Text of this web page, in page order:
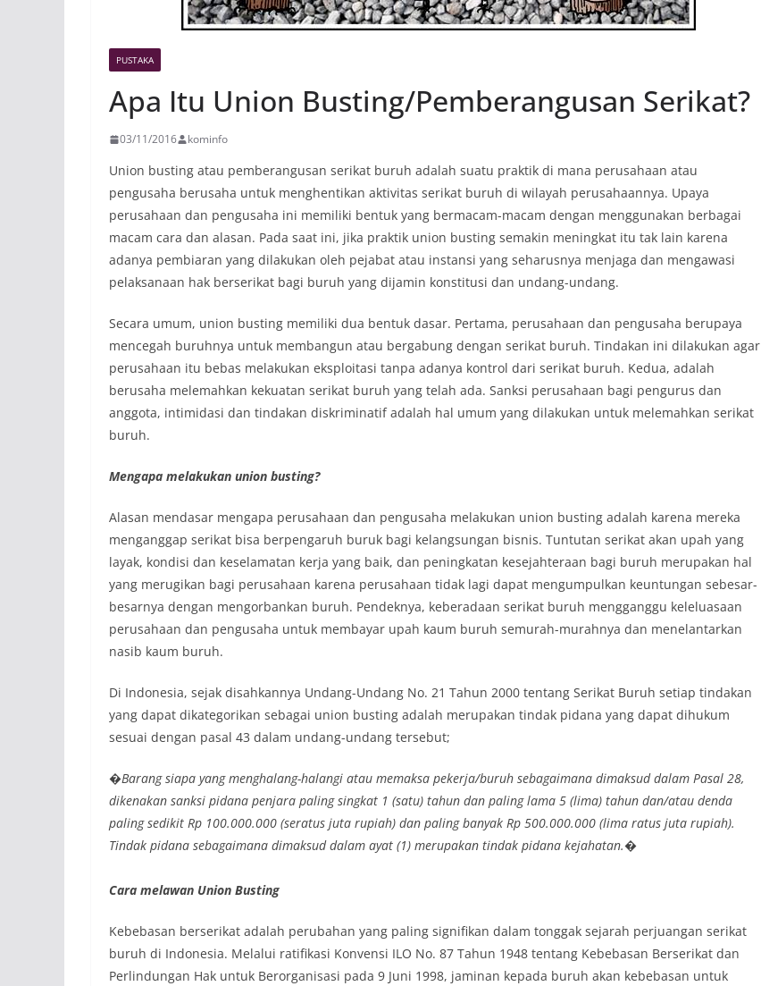
PUSTAKA
Apa Itu Union Busting/Pemberangusan Serikat?
03/11/2016 kominfo
Union busting atau pemberangusan serikat buruh adalah suatu praktik di mana perusahaan atau
pengusaha berusaha untuk menghentikan aktivitas serikat buruh di wilayah perusahaannya. Upaya
perusahaan dan pengusaha ini memiliki bentuk yang bermacam-macam dengan menggunakan berbagai
macam cara dan alasan. Pada saat ini, jika praktik union busting semakin meningkat itu tak lain karena
adanya pembiaran yang dilakukan oleh pejabat atau instansi yang seharusnya menjaga dan mengawasi
pelaksanaan hak berserikat bagi buruh yang dijamin konstitusi dan undang-undang.
Secara umum, union busting memiliki dua bentuk dasar. Pertama, perusahaan dan pengusaha berupaya
mencegah buruhnya untuk membangun atau bergabung dengan serikat buruh. Tindakan ini dilakukan agar
perusahaan itu bebas melakukan eksploitasi tanpa adanya kontrol dari serikat buruh. Kedua, adalah
berusaha melemahkan kekuatan serikat buruh yang telah ada. Sanksi perusahaan bagi pengurus dan
anggota, intimidasi dan tindakan diskriminatif adalah hal umum yang dilakukan untuk melemahkan serikat
buruh.
Mengapa melakukan union busting?
Alasan mendasar mengapa perusahaan dan pengusaha melakukan union busting adalah karena mereka
menganggap serikat bisa berpengaruh buruk bagi kelangsungan bisnis. Tuntutan serikat akan upah yang
layak, kondisi dan keselamatan kerja yang baik, dan peningkatan kesejahteraan bagi buruh merupakan hal
yang merugikan bagi perusahaan karena perusahaan tidak lagi dapat mengumpulkan keuntungan sebesar-
besarnya dengan mengorbankan buruh. Pendeknya, keberadaan serikat buruh mengganggu keleluasaan
perusahaan dan pengusaha untuk membayar upah kaum buruh semurah-murahnya dan menelantarkan
nasib kaum buruh.
Di Indonesia, sejak disahkannya Undang-Undang No. 21 Tahun 2000 tentang Serikat Buruh setiap tindakan
yang dapat dikategorikan sebagai union busting adalah merupakan tindak pidana yang dapat dihukum
sesuai dengan pasal 43 dalam undang-undang tersebut;
�Barang siapa yang menghalang-halangi atau memaksa pekerja/buruh sebagaimana dimaksud dalam Pasal 28,
dikenakan sanksi pidana penjara paling singkat 1 (satu) tahun dan paling lama 5 (lima) tahun dan/atau denda
paling sedikit Rp 100.000.000 (seratus juta rupiah) dan paling banyak Rp 500.000.000 (lima ratus juta rupiah).
Tindak pidana sebagaimana dimaksud dalam ayat (1) merupakan tindak pidana kejahatan.�
Cara melawan Union Busting
Kebebasan berserikat adalah perubahan yang paling signifikan dalam tonggak sejarah perjuangan serikat
buruh di Indonesia. Melalui ratifikasi Konvensi ILO No. 87 Tahun 1948 tentang Kebebasan Berserikat dan
Perlindungan Hak untuk Berorganisasi pada 9 Juni 1998, jaminan kepada buruh akan kebebasan untuk